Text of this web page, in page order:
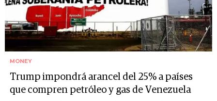
MONEY
Trump impondrá arancel del 25% a países
que compren petróleo y gas de Venezuela